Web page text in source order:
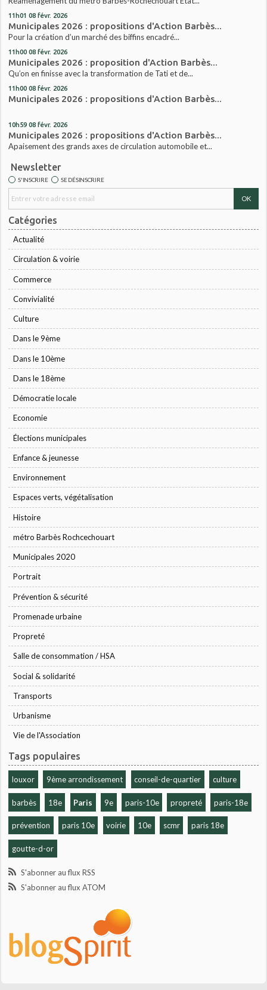
11h01 08 févr. 2026
Municipales 2026 : propositions d'Action Barbès...
Pour la création d’un marché des biffins encadré...
11h00 08 févr. 2026
Municipales 2026 : proposition d'Action Barbès...
Qu’on en finisse avec la transformation de Tati et de...
11h00 08 févr. 2026
Municipales 2026 : propositions d'Action Barbès...
10h59 08 févr. 2026
Municipales 2026 : propositions d'Action Barbès...
Apaisement des grands axes de circulation automobile et...
Newsletter
S'INSCRIRE SE DÉSINSCRIRE
Catégories
Actualité
Circulation & voirie
Commerce
Convivialité
Culture
Dans le 9ème
Dans le 10ème
Dans le 18ème
Démocratie locale
Economie
Élections municipales
Enfance & jeunesse
Environnement
Espaces verts, végétalisation
Histoire
métro Barbès Rochcechouart
Municipales 2020
Portrait
Prévention & sécurité
Promenade urbaine
Propreté
Salle de consommation / HSA
Social & solidarité
Transports
Urbanisme
Vie de l'Association
Tags populaires
louxor 9ème arrondissement conseil-de-quartier culture
barbès 18e Paris 9e paris-10e propreté paris-18e
prévention paris 10e voirie 10e scmr paris 18e
goutte-d-or
S'abonner au flux RSS
S'abonner au flux ATOM